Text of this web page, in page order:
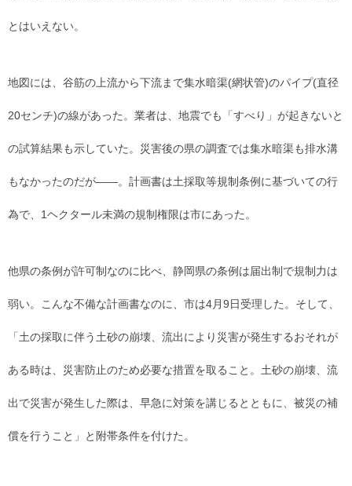
とはいえない。
地図には、谷筋の上流から下流まで集水暗渠(網状管)のパイプ(直径
20センチ)の線があった。業者は、地震でも「すべり」が起きないと
の試算結果も示していた。災害後の県の調査では集水暗渠も排水溝
もなかったのだが――。計画書は土採取等規制条例に基づいての行
為で、1ヘクタール未満の規制権限は市にあった。
他県の条例が許可制なのに比べ、静岡県の条例は届出制で規制力は
弱い。こんな不備な計画書なのに、市は4月9日受理した。そして、
「土の採取に伴う土砂の崩壊、流出により災害が発生するおそれが
ある時は、災害防止のため必要な措置を取ること。土砂の崩壊、流
出で災害が発生した際は、早急に対策を講じるとともに、被災の補
償を行うこと」と附帯条件を付けた。